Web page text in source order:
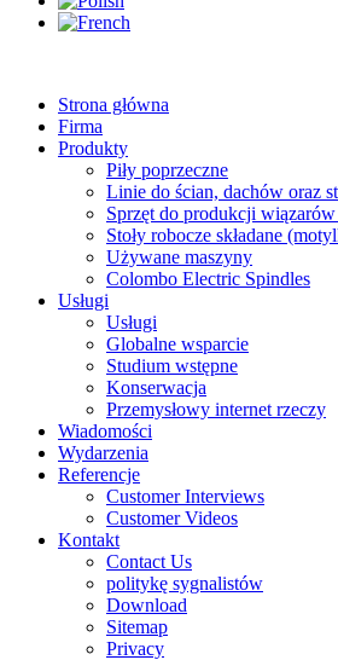
Strona główna
Firma
Produkty
Piły poprzeczne
Linie do ścian, dachów oraz
Sprzęt do produkcji
Stoły robocze składane
Używane maszyny
Colombo Electric Spindles
Usługi
Usługi
Globalne wsparcie
Studium wstępne
Konserwacja
Przemysłowy internet rzeczy
Wiadomości
Wydarzenia
Referencje
Customer Interviews
Customer Videos
Kontakt
Contact Us
politykę sygnalistów
Download
Sitemap
Privacy